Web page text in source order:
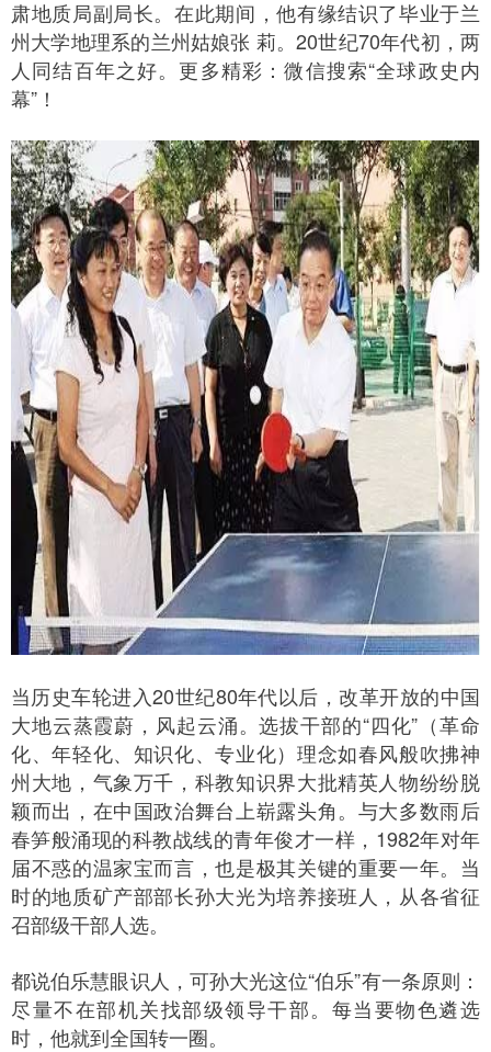
肃地质局副局长。在此期间，他有缘结识了毕业于兰
州大学地理系的兰州姑娘张 莉。20世纪70年代初，两
人同结百年之好。 更多精彩：微信搜索“全球政史内
幕”！
当历史车轮进入20世纪80年代以后，改革开放的中国
大地云蒸霞蔚，风起云涌。选拔干部的“四化”（革命
化、年轻化、知识化、专业化）理念如春风般吹拂神
州大地，气象万千，科教知识界大批精英人物纷纷脱
颖而出，在中国政治舞台上崭露头角。与大多数雨后
春笋般涌现的科教战线的青年俊才一样，1982年对年
届不惑的温家宝而言，也是极其关键的重要一年。当
时的地质矿产部部长孙大光为培养接班人，从各省征
召部级干部人选。
都说伯乐慧眼识人，可孙大光这位“伯乐”有一条原则：
尽量不在部机关找部级领导干部。每当要物色遴选
时，他就到全国转一圈。